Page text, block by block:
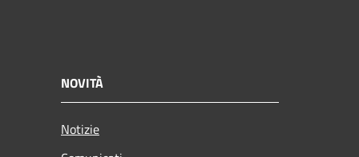
NOVITÀ
Notizie